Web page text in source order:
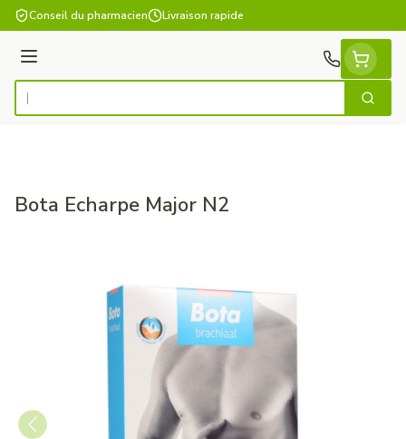
Aller au contenu
Conseil du pharmacien Livraison rapide
Menu
Rechercher
Bota Echarpe Major N2